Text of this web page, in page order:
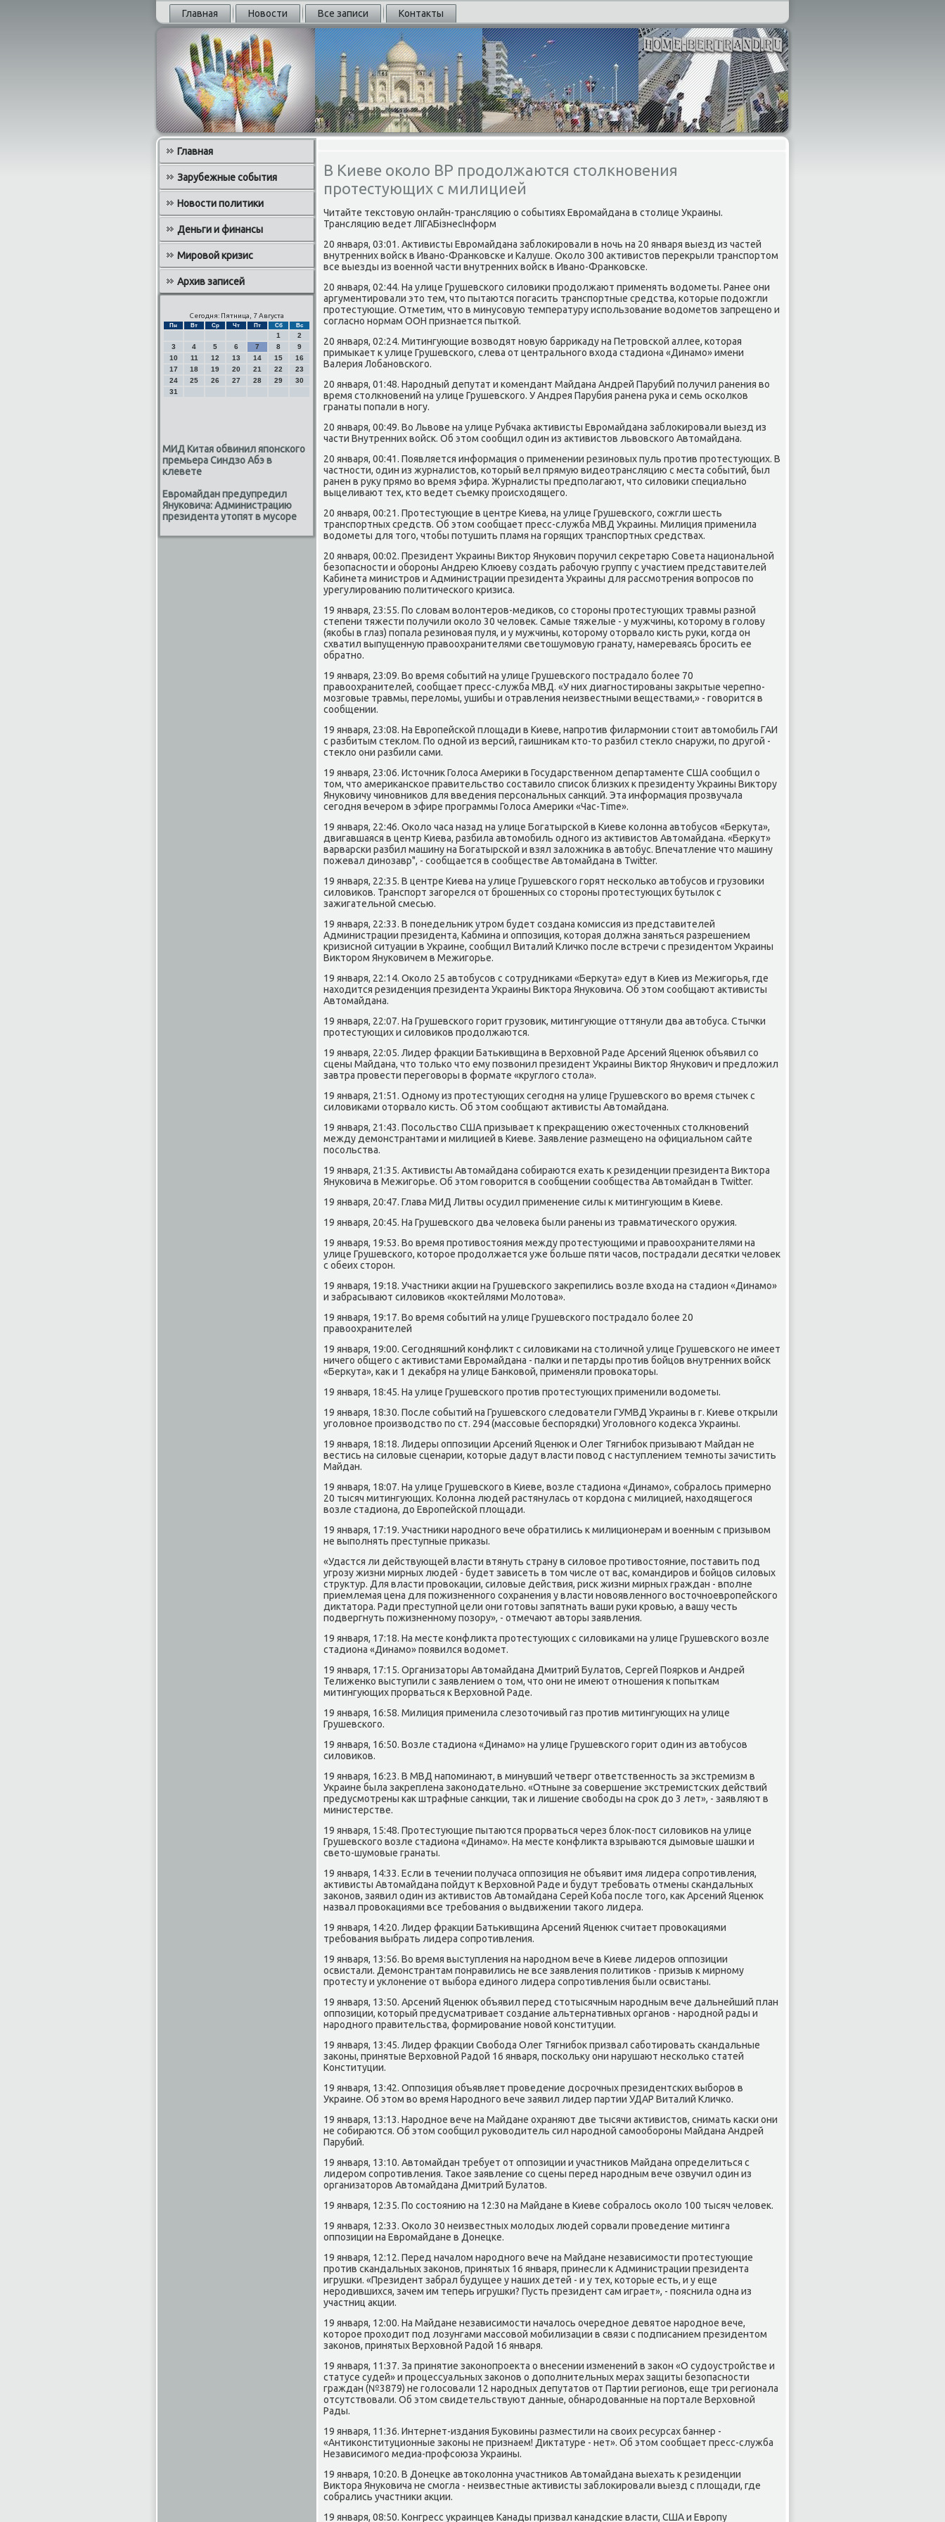
Главная Новости Все записи Контакты
Главная
Зарубежные события
Новости политики
Деньги и финансы
Мировой кризис
Архив записей
Сегодня: Пятница, 7 Августа
Пн Вт Ср Чт Пт Сб Вс
1
2
3
4 5 6 7 8
9
10
11 12 13 14 15
16
17
18 19 20 21 22
23
24
25 26 27 28 29
30
31
МИД Китая обвинил японского
премьера Синдзо Абэ в
клевете
Евромайдан предупредил
Януковича: Администрацию
президента утопят в мусоре
В Киеве около ВР продолжаются столкновения
протестующих с милицией
Читайте текстовую онлайн-трансляцию о событиях Евромайдана в столице Украины.
Трансляцию ведет ЛІГАБізнесІнформ
20 января, 03:01. Активисты Евромайдана заблокировали в ночь на 20 января выезд из частей
внутренних войск в Ивано-Франковске и Калуше. Около 300 активистов перекрыли транспортом
все выезды из военной части внутренних войск в Ивано-Франковске.
20 января, 02:44. На улице Грушевского силовики продолжают применять водометы. Ранее они
аргументировали это тем, что пытаются погасить транспортные средства, которые подожгли
протестующие. Отметим, что в минусовую температуру использование водометов запрещено и
согласно нормам ООН признается пыткой.
20 января, 02:24. Митингующие возводят новую баррикаду на Петровской аллее, которая
примыкает к улице Грушевского, слева от центрального входа стадиона «Динамо» имени
Валерия Лобановского.
20 января, 01:48. Народный депутат и комендант Майдана Андрей Парубий получил ранения во
время столкновений на улице Грушевского. У Андрея Парубия ранена рука и семь осколков
гранаты попали в ногу.
20 января, 00:49. Во Львове на улице Рубчака активисты Евромайдана заблокировали выезд из
части Внутренних войск. Об этом сообщил один из активистов львовского Автомайдана.
20 января, 00:41. Появляется информация о применении резиновых пуль против протестующих. В
частности, один из журналистов, который вел прямую видеотрансляцию с места событий, был
ранен в руку прямо во время эфира. Журналисты предполагают, что силовики специально
выцеливают тех, кто ведет съемку происходящего.
20 января, 00:21. Протестующие в центре Киева, на улице Грушевского, сожгли шесть
транспортных средств. Об этом сообщает пресс-служба МВД Украины. Милиция применила
водометы для того, чтобы потушить пламя на горящих транспортных средствах.
20 января, 00:02. Президент Украины Виктор Янукович поручил секретарю Совета национальной
безопасности и обороны Андрею Клюеву создать рабочую группу с участием представителей
Кабинета министров и Администрации президента Украины для рассмотрения вопросов по
урегулированию политического кризиса.
19 января, 23:55. По словам волонтеров-медиков, со стороны протестующих травмы разной
степени тяжести получили около 30 человек. Самые тяжелые - у мужчины, которому в голову
(якобы в глаз) попала резиновая пуля, и у мужчины, которому оторвало кисть руки, когда он
схватил выпущенную правоохранителями светошумовую гранату, намереваясь бросить ее
обратно.
19 января, 23:09. Во время событий на улице Грушевского пострадало более 70
правоохранителей, сообщает пресс-служба МВД. «У них диагностированы закрытые черепно-
мозговые травмы, переломы, ушибы и отравления неизвестными веществами,» - говорится в
сообщении.
19 января, 23:08. На Европейской площади в Киеве, напротив филармонии стоит автомобиль ГАИ
с разбитым стеклом. По одной из версий, гаишникам кто-то разбил стекло снаружи, по другой -
стекло они разбили сами.
19 января, 23:06. Источник Голоса Америки в Государственном департаменте США сообщил о
том, что американское правительство составило список близких к президенту Украины Виктору
Януковичу чиновников для введения персональных санкций. Эта информация прозвучала
сегодня вечером в эфире программы Голоса Америки «Час-Time».
19 января, 22:46. Около часа назад на улице Богатырской в Киеве колонна автобусов «Беркута»,
двигавшаяся в центр Киева, разбила автомобиль одного из активистов Автомайдана. «Беркут»
варварски разбил машину на Богатырской и взял заложника в автобус. Впечатление что машину
пожевал динозавр", - сообщается в сообществе Автомайдана в Twitter.
19 января, 22:35. В центре Киева на улице Грушевского горят несколько автобусов и грузовики
силовиков. Транспорт загорелся от брошенных со стороны протестующих бутылок с
зажигательной смесью.
19 января, 22:33. В понедельник утром будет создана комиссия из представителей
Администрации президента, Кабмина и оппозиция, которая должна заняться разрешением
кризисной ситуации в Украине, сообщил Виталий Кличко после встречи с президентом Украины
Виктором Януковичем в Межигорье.
19 января, 22:14. Около 25 автобусов с сотрудниками «Беркута» едут в Киев из Межигорья, где
находится резиденция президента Украины Виктора Януковича. Об этом сообщают активисты
Автомайдана.
19 января, 22:07. На Грушевского горит грузовик, митингующие оттянули два автобуса. Стычки
протестующих и силовиков продолжаются.
19 января, 22:05. Лидер фракции Батькивщина в Верховной Раде Арсений Яценюк объявил со
сцены Майдана, что только что ему позвонил президент Украины Виктор Янукович и предложил
завтра провести переговоры в формате «круглого стола».
19 января, 21:51. Одному из протестующих сегодня на улице Грушевского во время стычек с
силовиками оторвало кисть. Об этом сообщают активисты Автомайдана.
19 января, 21:43. Посольство США призывает к прекращению ожесточенных столкновений
между демонстрантами и милицией в Киеве. Заявление размещено на официальном сайте
посольства.
19 января, 21:35. Активисты Автомайдана собираются ехать к резиденции президента Виктора
Януковича в Межигорье. Об этом говорится в сообщении сообщества Автомайдан в Twitter.
19 января, 20:47. Глава МИД Литвы осудил применение силы к митингующим в Киеве.
19 января, 20:45. На Грушевского два человека были ранены из травматического оружия.
19 января, 19:53. Во время противостояния между протестующими и правоохранителями на
улице Грушевского, которое продолжается уже больше пяти часов, пострадали десятки человек
с обеих сторон.
19 января, 19:18. Участники акции на Грушевского закрепились возле входа на стадион «Динамо»
и забрасывают силовиков «коктейлями Молотова».
19 января, 19:17. Во время событий на улице Грушевского пострадало более 20
правоохранителей
19 января, 19:00. Сегодняшний конфликт с силовиками на столичной улице Грушевского не имеет
ничего общего с активистами Евромайдана - палки и петарды против бойцов внутренних войск
«Беркута», как и 1 декабря на улице Банковой, применяли провокаторы.
19 января, 18:45. На улице Грушевского против протестующих применили водометы.
19 января, 18:30. После событий на Грушевского следователи ГУМВД Украины в г. Киеве открыли
уголовное производство по ст. 294 (массовые беспорядки) Уголовного кодекса Украины.
19 января, 18:18. Лидеры оппозиции Арсений Яценюк и Олег Тягнибок призывают Майдан не
вестись на силовые сценарии, которые дадут власти повод с наступлением темноты зачистить
Майдан.
19 января, 18:07. На улице Грушевского в Киеве, возле стадиона «Динамо», собралось примерно
20 тысяч митингующих. Колонна людей растянулась от кордона с милицией, находящегося
возле стадиона, до Европейской площади.
19 января, 17:19. Участники народного вече обратились к милиционерам и военным с призывом
не выполнять преступные приказы.
«Удастся ли действующей власти втянуть страну в силовое противостояние, поставить под
угрозу жизни мирных людей - будет зависеть в том числе от вас, командиров и бойцов силовых
структур. Для власти провокации, силовые действия, риск жизни мирных граждан - вполне
приемлемая цена для пожизненного сохранения у власти новоявленного восточноевропейского
диктатора. Ради преступной цели они готовы запятнать ваши руки кровью, а вашу честь
подвергнуть пожизненному позору», - отмечают авторы заявления.
19 января, 17:18. На месте конфликта протестующих с силовиками на улице Грушевского возле
стадиона «Динамо» появился водомет.
19 января, 17:15. Организаторы Автомайдана Дмитрий Булатов, Сергей Поярков и Андрей
Телиженко выступили с заявлением о том, что они не имеют отношения к попыткам
митингующих прорваться к Верховной Раде.
19 января, 16:58. Милиция применила слезоточивый газ против митингующих на улице
Грушевского.
19 января, 16:50. Возле стадиона «Динамо» на улице Грушевского горит один из автобусов
силовиков.
19 января, 16:23. В МВД напоминают, в минувший четверг ответственность за экстремизм в
Украине была закреплена законодательно. «Отныне за совершение экстремистских действий
предусмотрены как штрафные санкции, так и лишение свободы на срок до 3 лет», - заявляют в
министерстве.
19 января, 15:48. Протестующие пытаются прорваться через блок-пост силовиков на улице
Грушевского возле стадиона «Динамо». На месте конфликта взрываются дымовые шашки и
свето-шумовые гранаты.
19 января, 14:33. Если в течении получаса оппозиция не объявит имя лидера сопротивления,
активисты Автомайдана пойдут к Верховной Раде и будут требовать отмены скандальных
законов, заявил один из активистов Автомайдана Серей Коба после того, как Арсений Яценюк
назвал провокациями все требования о выдвижении такого лидера.
19 января, 14:20. Лидер фракции Батькивщина Арсений Яценюк считает провокациями
требования выбрать лидера сопротивления.
19 января, 13:56. Во время выступления на народном вече в Киеве лидеров оппозиции
освистали. Демонстрантам понравились не все заявления политиков - призыв к мирному
протесту и уклонение от выбора единого лидера сопротивления были освистаны.
19 января, 13:50. Арсений Яценюк объявил перед стотысячным народным вече дальнейший план
оппозиции, который предусматривает создание альтернативных органов - народной рады и
народного правительства, формирование новой конституции.
19 января, 13:45. Лидер фракции Свобода Олег Тягнибок призвал саботировать скандальные
законы, принятые Верховной Радой 16 января, поскольку они нарушают несколько статей
Конституции.
19 января, 13:42. Оппозиция объявляет проведение досрочных президентских выборов в
Украине. Об этом во время Народного вече заявил лидер партии УДАР Виталий Кличко.
19 января, 13:13. Народное вече на Майдане охраняют две тысячи активистов, снимать каски они
не собираются. Об этом сообщил руководитель сил народной самообороны Майдана Андрей
Парубий.
19 января, 13:10. Автомайдан требует от оппозиции и участников Майдана определиться с
лидером сопротивления. Такое заявление со сцены перед народным вече озвучил один из
организаторов Автомайдана Дмитрий Булатов.
19 января, 12:35. По состоянию на 12:30 на Майдане в Киеве собралось около 100 тысяч человек.
19 января, 12:33. Около 30 неизвестных молодых людей сорвали проведение митинга
оппозиции на Евромайдане в Донецке.
19 января, 12:12. Перед началом народного вече на Майдане независимости протестующие
против скандальных законов, принятых 16 января, принесли к Администрации президента
игрушки. «Президент забрал будущее у наших детей - и у тех, которые есть, и у еще
неродившихся, зачем им теперь игрушки? Пусть президент сам играет», - пояснила одна из
участниц акции.
19 января, 12:00. На Майдане независимости началось очередное девятое народное вече,
которое проходит под лозунгами массовой мобилизации в связи с подписанием президентом
законов, принятых Верховной Радой 16 января.
19 января, 11:37. За принятие законопроекта о внесении изменений в закон «О судоустройстве и
статусе судей» и процессуальных законов о дополнительных мерах защиты безопасности
граждан (№3879) не голосовали 12 народных депутатов от Партии регионов, еще три регионала
отсутствовали. Об этом свидетельствуют данные, обнародованные на портале Верховной
Рады.
19 января, 11:36. Интернет-издания Буковины разместили на своих ресурсах баннер -
«Антиконституционные законы не признаем! Диктатуре - нет». Об этом сообщает пресс-служба
Независимого медиа-профсоюза Украины.
19 января, 10:20. В Донецке автоколонна участников Автомайдана выехать к резиденции
Виктора Януковича не смогла - неизвестные активисты заблокировали выезд с площади, где
собрались участники акции.
19 января, 08:50. Конгресс украинцев Канады призвал канадские власти, США и Европу